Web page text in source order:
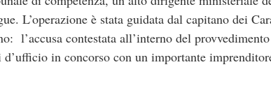
L’operazione è stata guidata dal capitano dei
l’accusa contestata all’interno del
d’ufficio in concorso con un importante